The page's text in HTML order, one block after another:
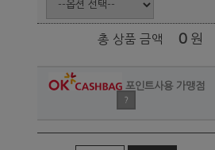
총 상품 금액 0 원
포인트사용 가맹점
?